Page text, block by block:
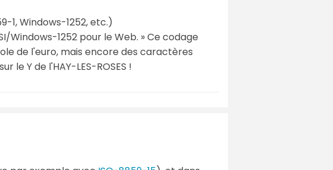
1, Windows-1252, etc.)
Windows-1252 pour le Web. » Ce codage
de l'euro, mais encore des caractères
Y de l'HAY-LES-ROSES !